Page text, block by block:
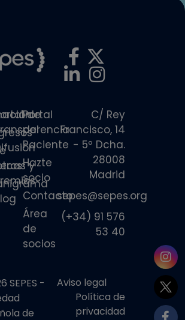
de
y
Portal
del
Paciente
Hazte
socio
Contacto
Área
de
socios
C/ Rey
Francisco, 14
- 5º Dcha.
28008
Madrid
sepes@sepes.org
(+34) 91 576
53 40
SEPES -
de
Aviso legal
Política de
privacidad